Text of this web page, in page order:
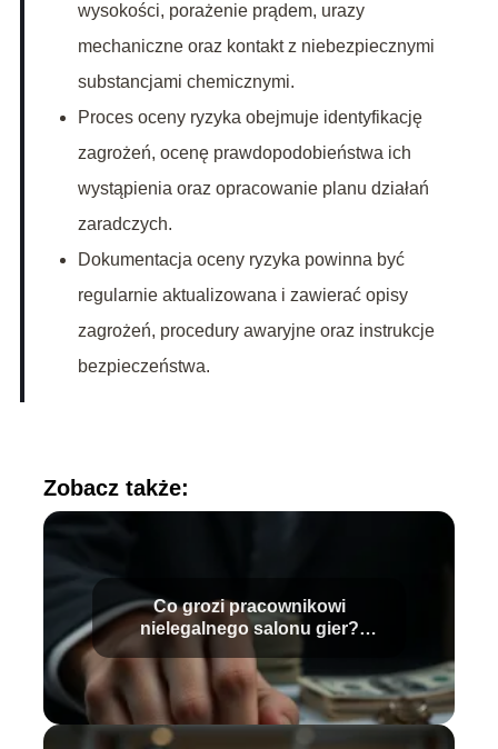
wysokości, porażenie prądem, urazy
mechaniczne oraz kontakt z niebezpiecznymi
substancjami chemicznymi.
Proces oceny ryzyka obejmuje identyfikację
zagrożeń, ocenę prawdopodobieństwa ich
wystąpienia oraz opracowanie planu działań
zaradczych.
Dokumentacja oceny ryzyka powinna być
regularnie aktualizowana i zawierać opisy
zagrożeń, procedury awaryjne oraz instrukcje
bezpieczeństwa.
Zobacz także:
Co grozi pracownikowi
nielegalnego salonu gier?
Sprawdź konsekwencje